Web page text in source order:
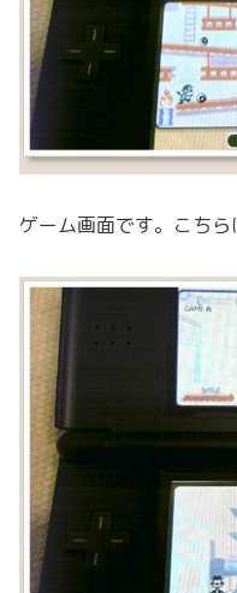
ゲーム画面です。こちら